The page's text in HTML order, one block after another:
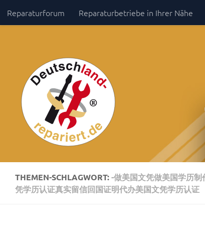
Zum Inhalt springen
Reparaturforum Reparaturbetriebe in Ihrer Nähe
THEMEN-SCHLAGWORT:-做美国文凭做美国学历
凭学历认证真实留信回国证明代办美国文凭学历认证